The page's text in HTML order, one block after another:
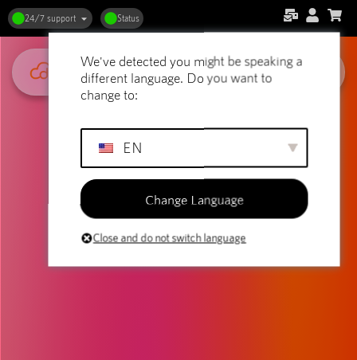
24/7 support Status
We've detected you might be speaking a
different language. Do you want to
change to:
EN
Change Language
Close and do not switch language